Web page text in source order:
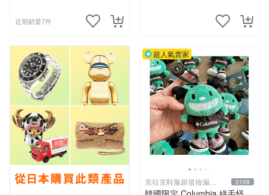
近期銷量7件
超人氣賣家
克拉克鞋服超值撿漏
KLKXF
3109